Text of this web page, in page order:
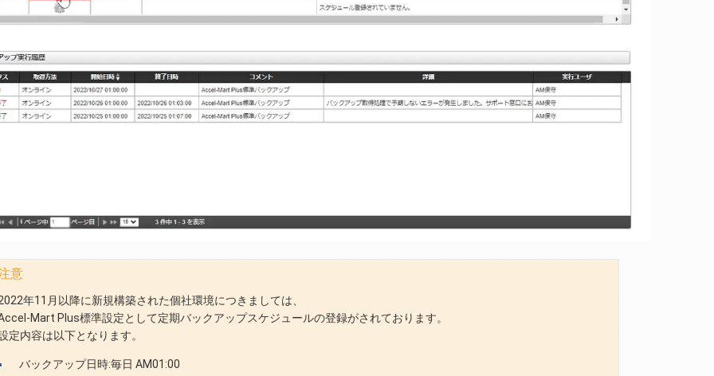
意
年11月以降に新規構築された個社環境につきましては、
Mart Plus標準設定として定期バックアップスケジュールの登録がされております。
定内容は以下となります。
バックアップ日時:毎日 AM01:00